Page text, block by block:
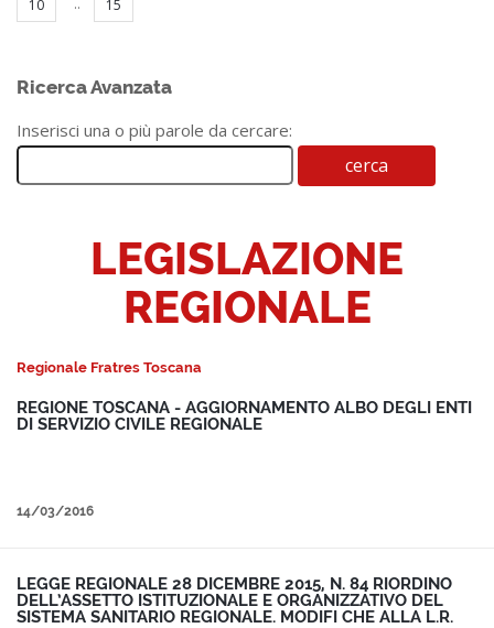
10 15
Ricerca Avanzata
Inserisci una o più parole da cercare:
LEGISLAZIONE
REGIONALE
Regionale Fratres Toscana
REGIONE TOSCANA - AGGIORNAMENTO ALBO DEGLI ENTI
DI SERVIZIO CIVILE REGIONALE
14/03/2016
LEGGE REGIONALE 28 DICEMBRE 2015, N. 84 RIORDINO
DELL’ASSETTO ISTITUZIONALE E ORGANIZZATIVO DEL
SISTEMA SANITARIO REGIONALE. MODIFI CHE ALLA L.R.